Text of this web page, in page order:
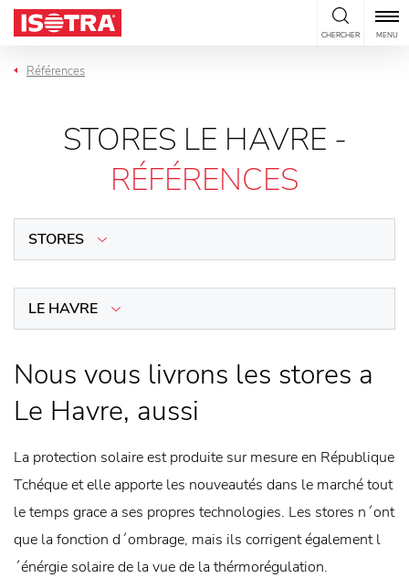
Passer au contenu
CHERCHER MENU
Références
STORES LE HAVRE -
RÉFÉRENCES
STORES
LE HAVRE
Nous vous livrons les stores a
Le Havre, aussi
La protection solaire est produite sur mesure en République
Tchéque et elle apporte les nouveautés dans le marché tout
le temps grace a ses propres technologies. Les stores n´ont
que la fonction d´ombrage, mais ils corrigent également l
´énérgie solaire de la vue de la thérmorégulation.